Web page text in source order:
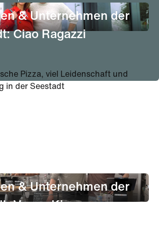
& Unternehmen der
Ciao Ragazzi
Pizza, viel Leidenschaft und
in der Seestadt
& Unternehmen der
Vegan Kiss